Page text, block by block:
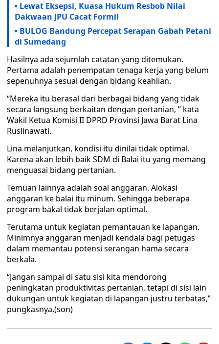
Lewat Eksepsi, Kuasa Hukum Resbob Nilai
Dakwaan JPU Cacat Formil
BULOG Bandung Percepat Serapan Gabah Petani
di Sumedang
Hasilnya ada sejumlah catatan yang ditemukan.
Pertama adalah penempatan tenaga kerja yang belum
sepenuhnya sesuai dengan bidang keahlian.
“Mereka itu berasal dari berbagai bidang yang tidak
secara langsung berkaitan dengan pertanian, ” kata
Wakil Ketua Komisi II DPRD Provinsi Jawa Barat Lina
Ruslinawati.
Lina melanjutkan, kondisi itu dinilai tidak optimal.
Karena akan lebih baik SDM di Balai itu yang memang
menguasai bidang pertanian.
Temuan lainnya adalah soal anggaran. Alokasi
anggaran ke balai itu minum. Sehingga beberapa
program bakal tidak berjalan optimal.
Terutama untuk kegiatan pemantauan ke lapangan.
Minimnya anggaran menjadi kendala bagi petugas
dalam memantau potensi serangan hama secara
berkala.
“Jangan sampai di satu sisi kita mendorong
peningkatan produktivitas pertanian, tetapi di sisi lain
dukungan untuk kegiatan di lapangan justru terbatas,”
pungkasnya.(son)